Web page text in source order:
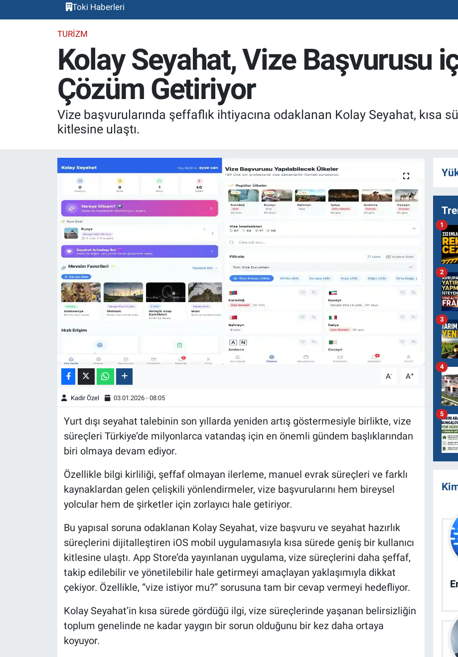
Toki Haberleri
TURIZM
Kolay Seyahat, Vize Başvurusu
Çözüm Getiriyor
Vize başvurularında şeffaflık ihtiyacına odaklanan Kolay Seyahat, kısa
kitlesine ulaştı.
A- A+
Kadir Özel 03.01.2026 - 08:05
Yurt dışı seyahat talebinin son yıllarda yeniden artış göstermesiyle birlikte, vize
süreçleri Türkiye’de milyonlarca vatandaş için en önemli gündem başlıklarından
biri olmaya devam ediyor.
Özellikle bilgi kirliliği, şeffaf olmayan ilerleme, manuel evrak süreçleri ve farklı
kaynaklardan gelen çelişkili yönlendirmeler, vize başvurularını hem bireysel
yolcular hem de şirketler için zorlayıcı hale getiriyor.
Bu yapısal soruna odaklanan Kolay Seyahat, vize başvuru ve seyahat hazırlık
süreçlerini dijitalleştiren iOS mobil uygulamasıyla kısa sürede geniş bir kullanıcı
kitlesine ulaştı. App Store’da yayınlanan uygulama, vize süreçlerini daha şeffaf,
takip edilebilir ve yönetilebilir hale getirmeyi amaçlayan yaklaşımıyla dikkat
çekiyor. Özellikle, “vize istiyor mu?” sorusuna tam bir cevap vermeyi hedefliyor.
Kolay Seyahat’in kısa sürede gördüğü ilgi, vize süreçlerinde yaşanan belirsizliğin
toplum genelinde ne kadar yaygın bir sorun olduğunu bir kez daha ortaya
koyuyor.
1
2
3
4
5